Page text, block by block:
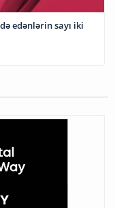
edənlərin sayı iki